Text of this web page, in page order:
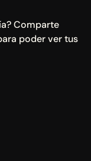
Comparte
poder ver tus